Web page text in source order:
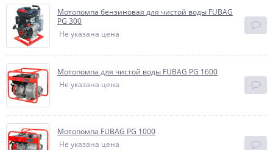
Мотопомпа бензиновая для чистой воды FUBAG
PG 300
Не указана цена
Мотопомпа для чистой воды FUBAG PG 1600
Не указана цена
Мотопомпа FUBAG PG 1000
Не указана цена